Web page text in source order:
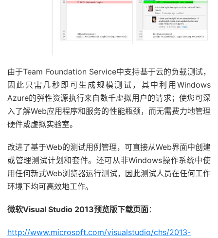
由于Team Foundation Service中支持基于云的负载测试，
因此只需几秒即可生成规模测试，其中利用Windows
Azure的弹性资源执行来自数千虚拟用户的请求；使您可深
入了解Web应用程序和服务的性能瓶颈，而无需费力地管理
硬件或虚拟实验室。
改进了基于Web的测试用例管理，可直接从Web界面中创建
或管理测试计划和套件。还可从非Windows操作系统中使
用任何新式Web浏览器运行测试，因此测试人员在任何工作
环境下均可高效地工作。
微软Visual Studio 2013预览版下载页面：
http://www.microsoft.com/visualstudio/chs/2013-